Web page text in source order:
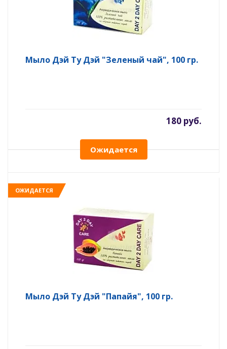
Мыло Дэй Ту Дэй "Зеленый чай", 100 гр.
180 руб.
Ожидается
ОЖИДАЕТСЯ
Мыло Дэй Ту Дэй "Папайя", 100 гр.